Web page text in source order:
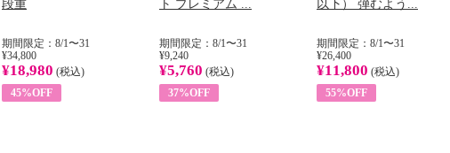
段重
期間限定：8/1〜31
¥34,800
¥18,980 (税込)
45%OFF
ト プレミアム ...
期間限定：8/1〜31
¥9,240
¥5,760 (税込)
37%OFF
以下） 弾むよう...
期間限定：8/1〜31
¥26,400
¥11,800 (税込)
55%OFF